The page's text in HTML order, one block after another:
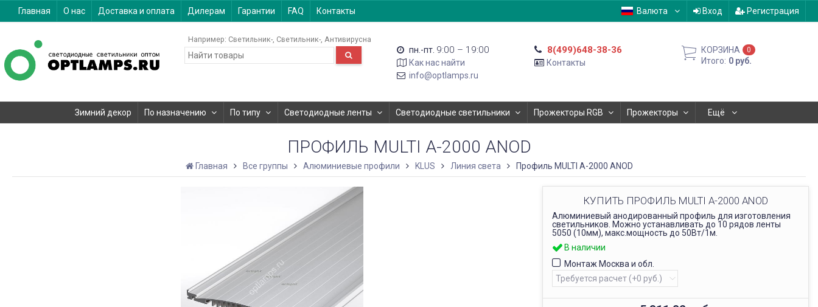
Главная О нас Доставка и оплата Дилерам Гарантии FAQ Контакты Валюта Вход Регистрация
Например: Светильник- Светильник- Антивирусна
пн.-пт. 9:00 – 19:00
Как нас найти
info@optlamps.ru
8(499)648-38-36
Контакты
КОРЗИНА 0
Итого: 0 руб.
Зимний декор По назначению По типу Светодиодные ленты Светодиодные светильники Прожекторы RGB Прожекторы Ещё
ПРОФИЛЬ MULTI A-2000 ANOD
Главная Все группы Алюминиевые профили KLUS Линия света Профиль MULTI A-2000 ANOD
КУПИТЬ ПРОФИЛЬ MULTI A-2000 ANOD
Алюминиевый анодированный профиль для изготовления
светильников. Можно устанавливать до 10 рядов ленты
5050 (10мм), макс.мощность до 50Вт/1м.
В наличии
Монтаж Москва и обл.